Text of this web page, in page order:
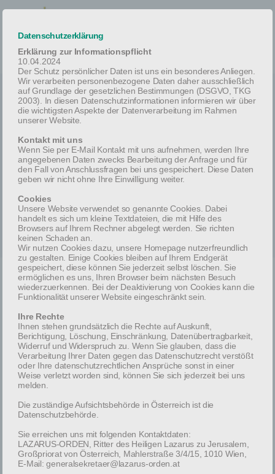
Our Blog
Confrater Propst em. Ulrich Küchl verstorben
In Trauer gibt das Ordenskapitel der Ritter des Heiligen
Lazarus zu Jerusalem im Großpriorat von Österreich bekannt,
daß es Gott
Read More
Datenschutzerklärung
Erklärung zur Informationspflicht
10.04.2024
Der Schutz persönlicher Daten ist uns ein besonderes Anliegen.
Wir verarbeiten personenbezogene Daten daher ausschließlich
auf Grundlage der gesetzlichen Bestimmungen (DSGVO, TKG
2003). In diesen Datenschutzinformationen informieren wir über
die wichtigsten Aspekte der Datenverarbeitung im Rahmen
unserer Website.
Kontakt mit uns
Wenn Sie per E-Mail Kontakt mit uns aufnehmen, werden Ihre
angegebenen Daten zwecks Bearbeitung der Anfrage und für
den Fall von Anschlussfragen bei uns gespeichert. Diese Daten
geben wir nicht ohne Ihre Einwilligung weiter.
Cookies
Unsere Website verwendet so genannte Cookies. Dabei
handelt es sich um kleine Textdateien, die mit Hilfe des
Browsers auf Ihrem Rechner abgelegt werden. Sie richten
keinen Schaden an.
Wir nutzen Cookies dazu, unsere Homepage nutzerfreundlich
zu gestalten. Einige Cookies bleiben auf Ihrem Endgerät
gespeichert, diese können Sie jederzeit selbst löschen. Sie
ermöglichen es uns, Ihren Browser beim nächsten Besuch
wiederzuerkennen. Bei der Deaktivierung von Cookies kann die
Funktionalität unserer Website eingeschränkt sein.
Ihre Rechte
Ihnen stehen grundsätzlich die Rechte auf Auskunft,
Berichtigung, Löschung, Einschränkung, Datenübertragbarkeit,
Widerruf und Widerspruch zu. Wenn Sie glauben, dass die
Verarbeitung Ihrer Daten gegen das Datenschutzrecht verstößt
oder Ihre datenschutzrechtlichen Ansprüche sonst in einer
Weise verletzt worden sind, können Sie sich jederzeit bei uns
melden.
Die zuständige Aufsichtsbehörde in Österreich ist die
Datenschutzbehörde.
Sie erreichen uns mit folgenden Kontaktdaten:
LAZARUS-ORDEN, Ritter des Heiligen Lazarus zu Jerusalem,
Großpriorat von Österreich, Mahlerstraße 3/4/15, 1010 Wien,
E-Mail: generalsekretaer@lazarus-orden.at